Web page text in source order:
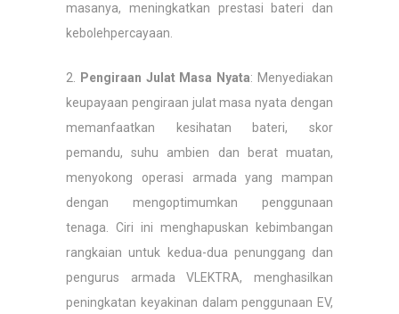
masanya, meningkatkan prestasi bateri dan
kebolehpercayaan.
2. Pengiraan Julat Masa Nyata: Menyediakan
keupayaan pengiraan julat masa nyata dengan
memanfaatkan kesihatan bateri, skor
pemandu, suhu ambien dan berat muatan,
menyokong operasi armada yang mampan
dengan mengoptimumkan penggunaan
tenaga. Ciri ini menghapuskan kebimbangan
rangkaian untuk kedua-dua penunggang dan
pengurus armada VLEKTRA, menghasilkan
peningkatan keyakinan dalam penggunaan EV,